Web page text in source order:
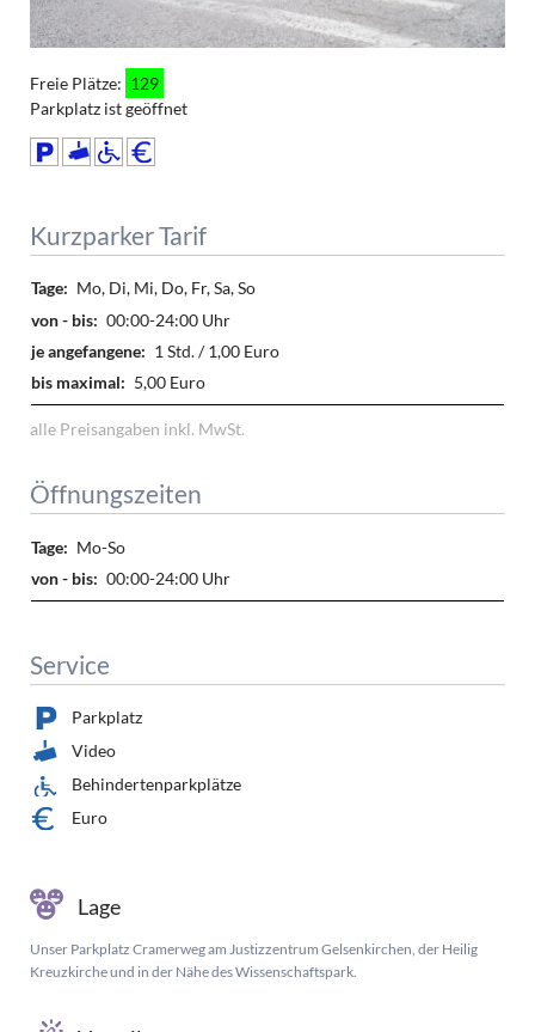
Freie Plätze: 129
Parkplatz ist geöffnet
Öffnungszeiten
Mo-So
00:00-24:00 Uhr
Service
Parkplatz
Video
Behindertenparkplätze
Euro
Kurzparker Tarif
Mo, Di, Mi, Do, Fr, Sa, So
00:00-24:00 Uhr
1 Std. / 1,00 Euro
5,00 Euro
alle Preisangaben inkl. MwSt.
Lage
Unser Parkplatz Cramerweg am Justizzentrum Gelsenkirchen, der Heilig
Kreuzkirche und in der Nähe des Wissenschaftspark.